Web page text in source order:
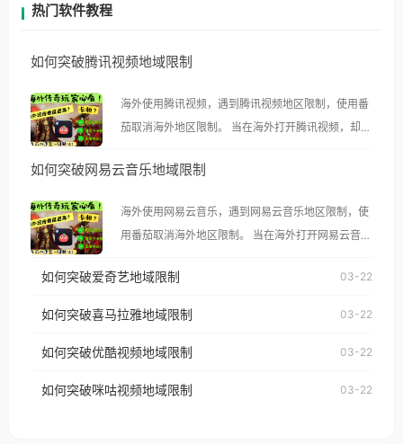
热门软件教程
如何突破腾讯视频地域限制
海外使用腾讯视频，遇到腾讯视频地区限制，使用番
茄取消海外地区限制。 当在海外打开腾讯视频，却突
示语。 海外用户如香港、澳门、台湾、美国、加拿
像其他音乐平台一样，出现地区及版权限制问题，且
仅能在中国大陆地区播放。 遇到这个问题的朋友们，
使用番茄回国加速器，即可解决「海外用户收听腾讯
台湾、美国、加拿大、澳大利亚、欧洲等国家和地区
权限制所困扰。
如何突破网易云音乐地域限制
海外使用网易云音乐，遇到网易云音乐地区限制，使
用番茄取消海外地区限制。 当在海外打开网易云音
播放”的提示语。 海外用户如香港、澳门、台湾、美
国、加拿大、澳大利亚、欧洲等国家和地区时，网易
制问题，且仅能在中国大陆地区播放。 遇到这个问题
户收听网易云音乐地区版权限制」的问题，无论人在
如何突破爱奇艺地域限制 03-22
如何突破喜马拉雅地域限制 03-22
如何突破优酷视频地域限制 03-22
如何突破咪咕视频地域限制 03-22